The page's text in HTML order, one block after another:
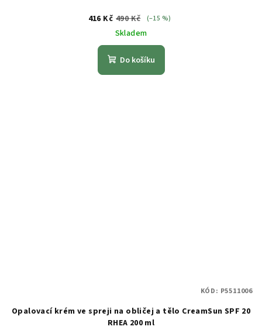
416 Kč 490 Kč (–15 %)
Skladem
Do košíku
Opalovací krém ve spreji na obličej a tělo CreamSun SPF 20
RHEA 200 ml
KÓD: P5511006